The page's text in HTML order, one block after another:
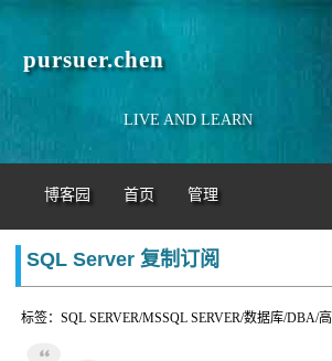
pursuer.chen
LIVE AND LEARN
博客园 首页 管理
SQL Server 复制订阅
标签：SQL SERVER/MSSQL SERVER/数据库/DBA/